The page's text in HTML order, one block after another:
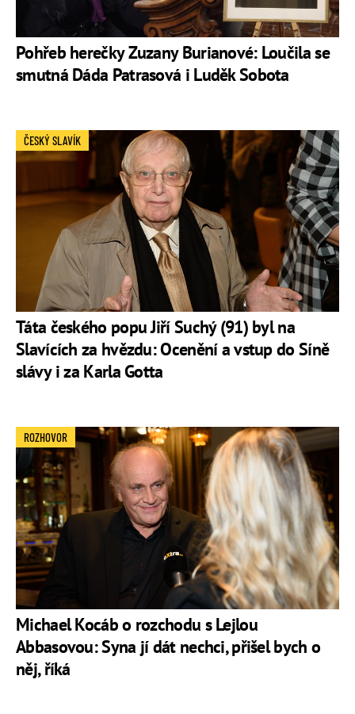
Pohřeb herečky Zuzany Burianové: Loučila se
smutná Dáda Patrasová i Luděk Sobota
Táta českého popu Jiří Suchý (91) byl na
Slavících za hvězdu: Ocenění a vstup do Síně
slávy i za Karla Gotta
ČESKÝ SLAVÍK
Michael Kocáb o rozchodu s Lejlou
Abbasovou: Syna jí dát nechci, přišel bych o
něj, říká
ROZHOVOR